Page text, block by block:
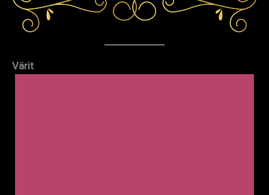
Värit